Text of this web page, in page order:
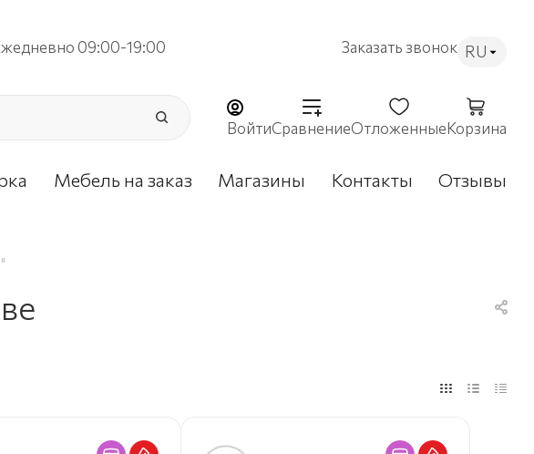
09:00-19:00 Заказать звонок RU
ВойтиСравнениеОтложенныеКорзина
Мебель на заказ Магазины Контакты Отзывы